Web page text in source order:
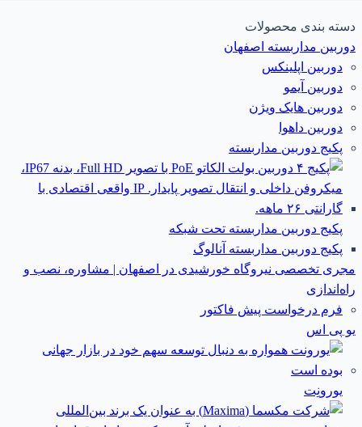
دسته بندی محصولات
دوربین مداربسته اصفهان
دوربین اپلینکس
دوربین آیمو
دوربین هایک ویژن
دوربین داهوا
پکیج دوربین مداربسته
پکیج دوربین مداربسته تحت شبکه
پکیج دوربین مداربسته آنالوگ
مجری تخصصی نیروگاه خورشیدی در اصفهان | مشاوره، نصب و
راه‌اندازی
فرم درخواست پیش فاکتور
یو پی اس
یورونِت